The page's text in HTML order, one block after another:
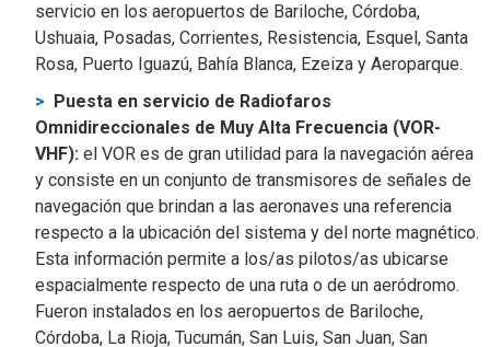
servicio en los aeropuertos de Bariloche, Córdoba,
Ushuaia, Posadas, Corrientes, Resistencia, Esquel, Santa
Rosa, Puerto Iguazú, Bahía Blanca, Ezeiza y Aeroparque.
Puesta en servicio de Radiofaros
Omnidireccionales de Muy Alta Frecuencia (VOR-
VHF):el VOR es de gran utilidad para la navegación aérea
y consiste en un conjunto de transmisores de señales de
navegación que brindan a las aeronaves una referencia
respecto a la ubicación del sistema y del norte magnético.
Esta información permite a los/as pilotos/as ubicarse
espacialmente respecto de una ruta o de un aeródromo.
Fueron instalados en los aeropuertos de Bariloche,
Córdoba, La Rioja, Tucumán, San Luis, San Juan, San